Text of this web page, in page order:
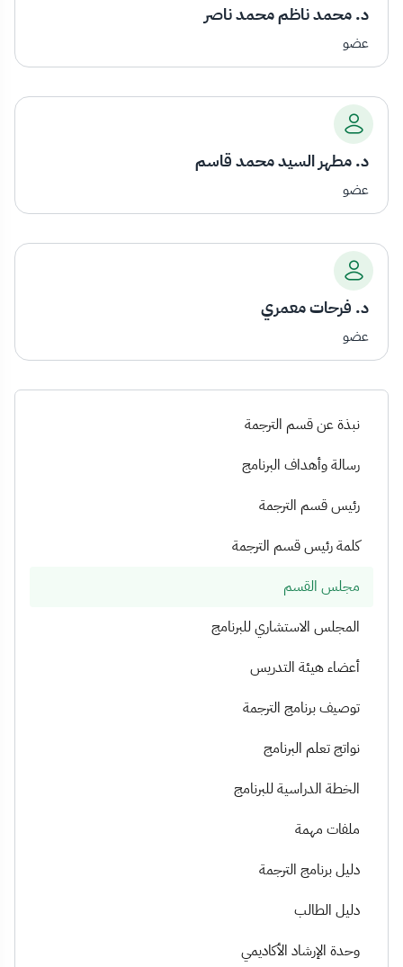
نبذة عن قسم الترجمة
رسالة وأهداف البرنامج
رئيس قسم الترجمة
كلمة رئيس قسم الترجمة
مجلس القسم
المجلس الاستشاري للبرنامج
أعضاء هيئة التدريس
توصيف برنامج الترجمة
نواتج تعلم البرنامج
الخطة الدراسية للبرنامج
ملفات مهمة
دليل برنامج الترجمة
دليل الطالب
وحدة الإرشاد الأكاديمي
د. محمد ناظم محمد ناصر
عضو
د. مطهر السيد محمد قاسم
عضو
د. فرحات معمري
عضو